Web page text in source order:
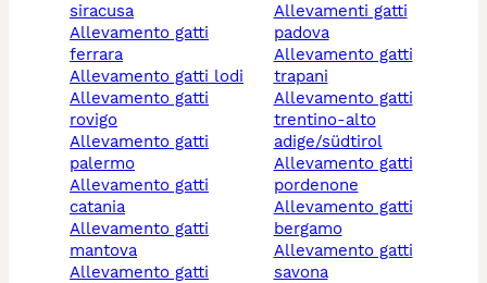
siracusa
allevamento gatti
ferrara
allevamento gatti lodi
allevamento gatti
rovigo
allevamento gatti
palermo
allevamento gatti
catania
allevamento gatti
mantova
allevamento gatti
allevamenti gatti
padova
allevamento gatti
trapani
allevamento gatti
trentino-alto
adige/südtirol
allevamento gatti
pordenone
allevamento gatti
bergamo
allevamento gatti
savona